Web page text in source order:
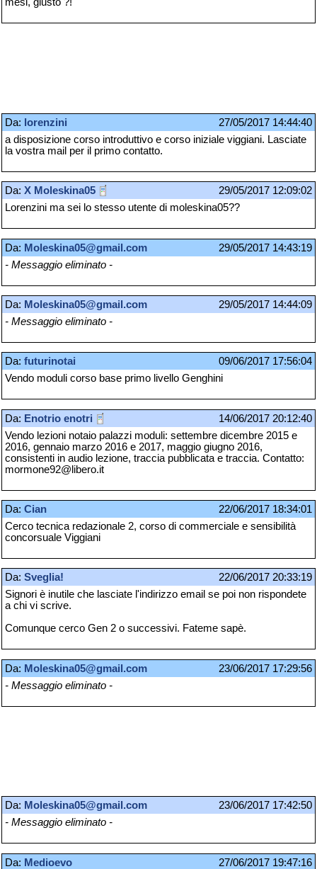
mesi, giusto ?!
Da: lorenzini
27/05/2017 14:44:40
a disposizione corso introduttivo e corso iniziale viggiani. Lasciate
la vostra mail per il primo contatto.
Da: X Moleskina05
29/05/2017 12:09:02
Lorenzini ma sei lo stesso utente di moleskina05??
Da: Moleskina05@gmail.com
29/05/2017 14:43:19
- Messaggio eliminato -
Da: Moleskina05@gmail.com
29/05/2017 14:44:09
- Messaggio eliminato -
Da: futurinotai
09/06/2017 17:56:04
Vendo moduli corso base primo livello Genghini
Da: Enotrio enotri
14/06/2017 20:12:40
Vendo lezioni notaio palazzi moduli: settembre dicembre 2015 e
2016, gennaio marzo 2016 e 2017, maggio giugno 2016,
consistenti in audio lezione, traccia pubblicata e traccia. Contatto:
mormone92@libero.it
Da: Cian
22/06/2017 18:34:01
Cerco tecnica redazionale 2, corso di commerciale e sensibilità
concorsuale Viggiani
Da: Sveglia!
22/06/2017 20:33:19
Signori è inutile che lasciate l'indirizzo email se poi non rispondete
a chi vi scrive.
Comunque cerco Gen 2 o successivi. Fateme sapè.
Da: Moleskina05@gmail.com
23/06/2017 17:29:56
- Messaggio eliminato -
Da: Moleskina05@gmail.com
23/06/2017 17:42:50
- Messaggio eliminato -
Da: Medioevo
27/06/2017 19:47:16